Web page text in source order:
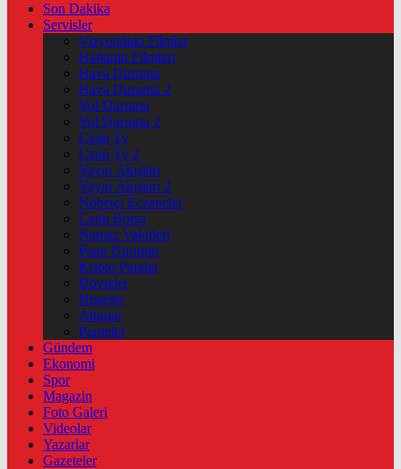
Son Dakika
Servisler
Vizyondaki Filmler
Haftanin Filmleri
Hava Durumu
Hava Durumu 2
Yol Durumu
Yol Durumu 2
Canlı Tv
Canlı Tv 2
Yayın Akışları
Yayın Akışları 2
Nöbetçi Eczaneler
Canlı Borsa
Namaz Vakitleri
Puan Durumu
Kripto Paralar
Dövizler
Hisseler
Altınlar
Pariteler
Gündem
Ekonomi
Spor
Magazin
Foto Galeri
Videolar
Yazarlar
Gazeteler